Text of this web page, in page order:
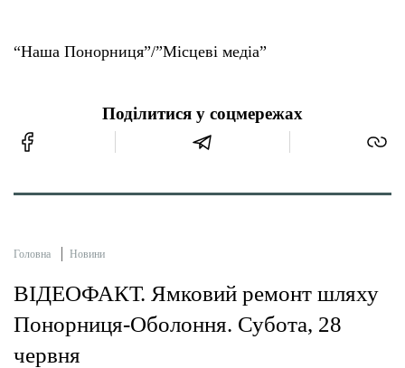
“Наша Понорниця”/”Місцеві медіа”
Поділитися у соцмережах
Головна Новини
ВІДЕОФАКТ. Ямковий ремонт шляху
Понорниця-Оболоння. Субота, 28
червня